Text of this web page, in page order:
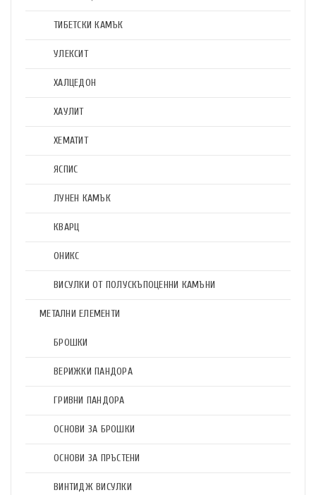
ТИБЕТСКИ КАМЪК
УЛЕКСИТ
ХАЛЦЕДОН
ХАУЛИТ
ХЕМАТИТ
ЯСПИС
ЛУНЕН КАМЪК
КВАРЦ
ОНИКС
ВИСУЛКИ ОТ ПОЛУСКЪПОЦЕННИ КАМЪНИ
МЕТАЛНИ ЕЛЕМЕНТИ
БРОШКИ
ВЕРИЖКИ ПАНДОРА
ГРИВНИ ПАНДОРА
ОСНОВИ ЗА БРОШКИ
ОСНОВИ ЗА ПРЪСТЕНИ
ВИНТИДЖ ВИСУЛКИ